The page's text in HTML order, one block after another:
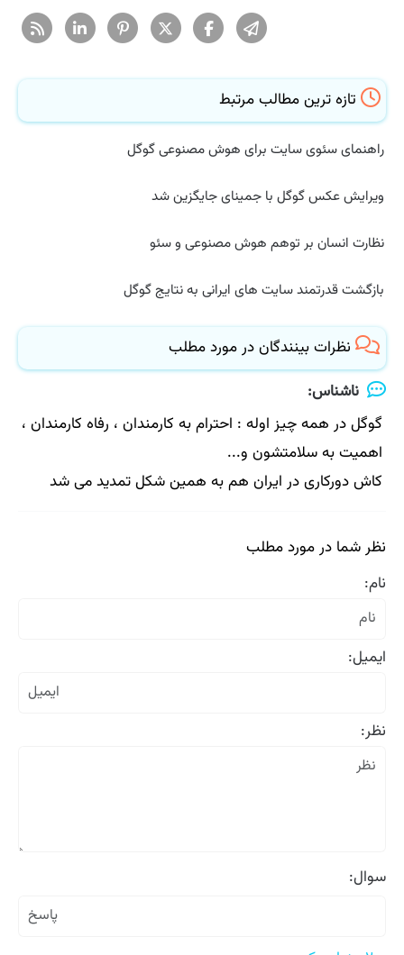
تازه ترین مطالب مرتبط
راهنمای سئوی سایت برای هوش مصنوعی گوگل
ویرایش عکس گوگل با جمینای جایگزین شد
نظارت انسان بر توهم هوش مصنوعی و سئو
بازگشت قدرتمند سایت های ایرانی به نتایج گوگل
نظرات بینندگان در مورد مطلب
ناشناس:
گوگل در همه چیز اوله : احترام به کارمندان ، رفاه کارمندان ،
اهمیت به سلامتشون و...
کاش دورکاری در ایران هم به همین شکل تمدید می شد
نظر شما در مورد مطلب
نام:
ایمیل:
نظر:
سوال: